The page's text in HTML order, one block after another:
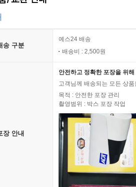
송 구분
예스24 배송
배송비 : 2,500원
장 안내
안전하고 정확한 포장을 위
고객님께 배송되는 모든 상
목적 : 안전한 포장 관리
촬영범위 : 박스 포장 작업